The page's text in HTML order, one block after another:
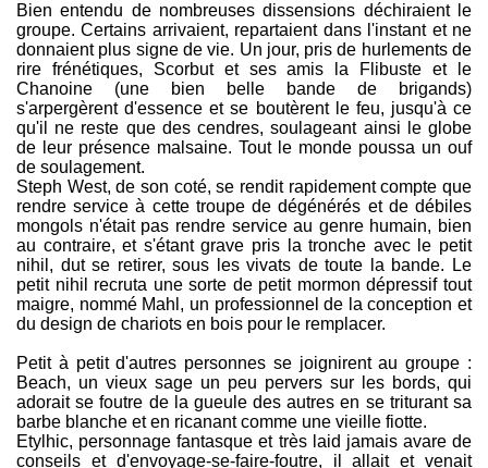
Bien entendu de nombreuses dissensions déchiraient le
groupe. Certains arrivaient, repartaient dans l'instant et ne
donnaient plus signe de vie. Un jour, pris de hurlements de
rire frénétiques, Scorbut et ses amis la Flibuste et le
Chanoine (une bien belle bande de brigands)
s'arpergèrent d'essence et se boutèrent le feu, jusqu'à ce
qu'il ne reste que des cendres, soulageant ainsi le globe
de leur présence malsaine. Tout le monde poussa un ouf
de soulagement.
Steph West, de son coté, se rendit rapidement compte que
rendre service à cette troupe de dégénérés et de débiles
mongols n'était pas rendre service au genre humain, bien
au contraire, et s'étant grave pris la tronche avec le petit
nihil, dut se retirer, sous les vivats de toute la bande. Le
petit nihil recruta une sorte de petit mormon dépressif tout
maigre, nommé Mahl, un professionnel de la conception et
du design de chariots en bois pour le remplacer.
Petit à petit d'autres personnes se joignirent au groupe :
Beach, un vieux sage un peu pervers sur les bords, qui
adorait se foutre de la gueule des autres en se triturant sa
barbe blanche et en ricanant comme une vieille fiotte.
Etylhic, personnage fantasque et très laid jamais avare de
conseils et d'envoyage-se-faire-foutre, il allait et venait